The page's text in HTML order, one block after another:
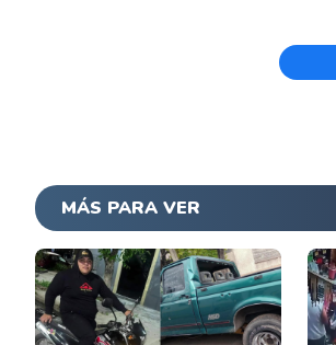
MÁS PARA VER